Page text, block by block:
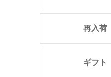
再入荷
ギフト